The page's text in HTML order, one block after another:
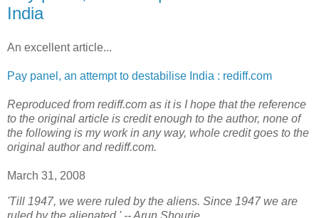
India
An excellent article...
Pay panel, an attempt to destabilise India : rediff.com
Reproduced from rediff.com as it is I hope that the reference
to the original article is credit enough to the author, none of
the following is my work in any way, whole credit goes to the
original author and rediff.com.
March 31, 2008
'Till 1947, we were ruled by the aliens. Since 1947 we are
ruled by the alienated.' -- Arun Shourie